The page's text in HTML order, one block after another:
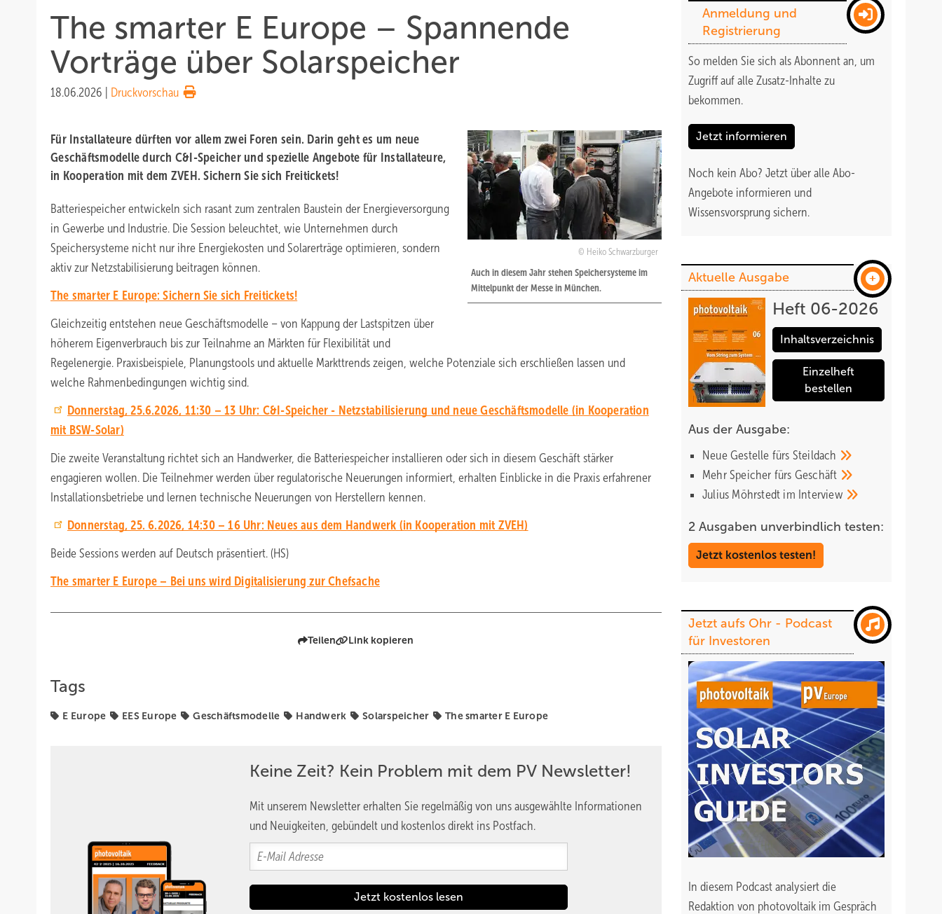
The smarter E Europe – Spannende
Vorträge über Solarspeicher
18.06.2026 Druckvorschau
Heiko Schwarzburger
Auch in diesem Jahr stehen Speichersysteme im
Mittelpunkt der Messe in München.
Für Installateure dürften vor allem zwei Foren sein. Darin geht es um neue
Geschäftsmodelle durch C&I-Speicher und spezielle Angebote für Installateure,
in Kooperation mit dem ZVEH. Sichern Sie sich Freitickets!
Batteriespeicher entwickeln sich rasant zum zentralen Baustein der Energieversorgung
in Gewerbe und Industrie. Die Session beleuchtet, wie Unternehmen durch
Speichersysteme nicht nur ihre Energiekosten und Solarerträge optimieren, sondern
aktiv zur Netzstabilisierung beitragen können.
The smarter E Europe: Sichern Sie sich Freitickets!
Gleichzeitig entstehen neue Geschäftsmodelle – von Kappung der Lastspitzen über
höherem Eigenverbrauch bis zur Teilnahme an Märkten für Flexibilität und
Regelenergie. Praxisbeispiele, Planungstools und aktuelle Markttrends zeigen, welche Potenziale sich erschließen lassen und
welche Rahmenbedingungen wichtig sind.
Donnerstag, 25.6.2026, 11:30 – 13 Uhr: C&I-Speicher - Netzstabilisierung und neue Geschäftsmodelle (in Kooperation
mit BSW-Solar)
Die zweite Veranstaltung richtet sich an Handwerker, die Batteriespeicher installieren oder sich in diesem Geschäft stärker
engagieren wollen. Die Teilnehmer werden über regulatorische Neuerungen informiert, erhalten Einblicke in die Praxis erfahrener
Installationsbetriebe und lernen technische Neuerungen von Herstellern kennen.
Donnerstag, 25. 6.2026, 14:30 – 16 Uhr: Neues aus dem Handwerk (in Kooperation mit ZVEH)
Beide Sessions werden auf Deutsch präsentiert. (HS)
The smarter E Europe – Bei uns wird Digitalisierung zur Chefsache
Teilen Link kopieren
Tags
E Europe EES Europe Geschäftsmodelle Handwerk Solarspeicher The smarter E Europe
Keine Zeit? Kein Problem mit dem PV Newsletter!
Mit unserem Newsletter erhalten Sie regelmäßig von uns ausgewählte Informationen
und Neuigkeiten, gebündelt und kostenlos direkt ins Postfach.
Anmeldung und
Registrierung
So melden Sie sich als Abonnent an, um
Zugriff auf alle Zusatz-Inhalte zu
bekommen.
Jetzt informieren
Noch kein Abo? Jetzt über alle Abo-
Angebote informieren und
Wissensvorsprung sichern.
Aktuelle Ausgabe
Heft 06-2026
Inhaltsverzeichnis
Einzelheft
bestellen
Aus der Ausgabe:
Neue Gestelle fürs Steildach
Mehr Speicher fürs Geschäft
Julius Möhrstedt im Interview
2 Ausgaben unverbindlich testen:
Jetzt kostenlos testen!
Jetzt aufs Ohr - Podcast
für Investoren
In diesem Podcast analysiert die
Redaktion von photovoltaik im Gespräch